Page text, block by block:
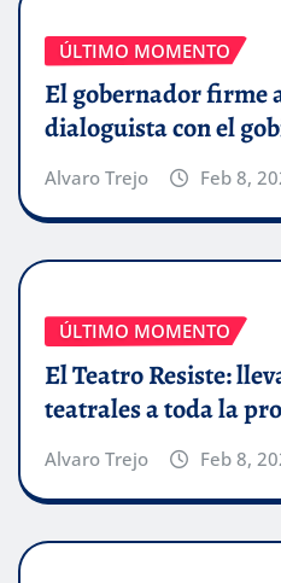
ÚLTIMO MOMENTO
El gobernador firme
dialoguista con el
Alvaro Trejo Feb 8,
ÚLTIMO MOMENTO
El Teatro Resiste:
teatrales a toda la
Alvaro Trejo Feb 8,